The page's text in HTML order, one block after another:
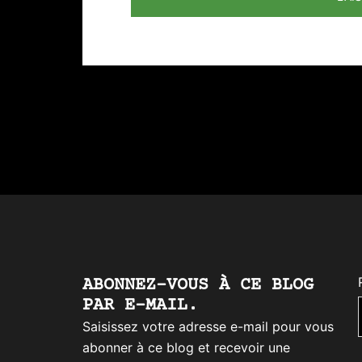
ABONNEZ-VOUS À CE BLOG
PAR E-MAIL.
Saisissez votre adresse e-mail pour vous
abonner à ce blog et recevoir une